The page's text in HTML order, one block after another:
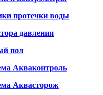
протечки воды
давления
пол
Акваконтроль
Аквасторож